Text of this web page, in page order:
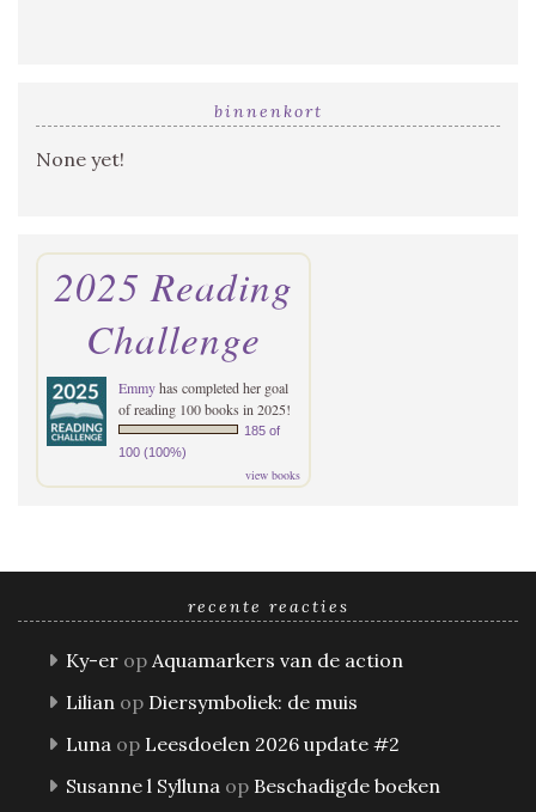
binnenkort
None yet!
2025 Reading
Challenge
Emmyhas completed her goal
of reading 100 books in 2025!
185 of
100 (100%)
view books
recente reacties
Ky-er op Aquamarkers van de action
Lilian op Diersymboliek: de muis
Luna op Leesdoelen 2026 update #2
Susanne l Sylluna op Beschadigde boeken